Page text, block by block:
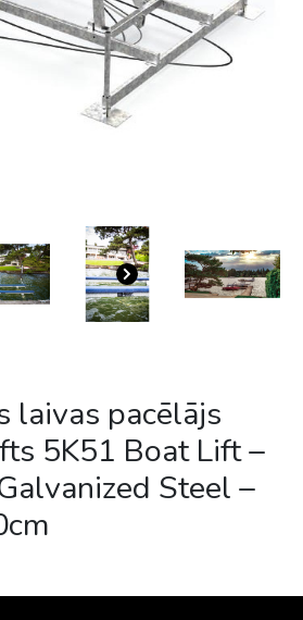
laivas pacēlājs
5K51 Boat Lift –
Steel –